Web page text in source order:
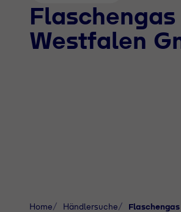
Westfalen
Home Händlersuche